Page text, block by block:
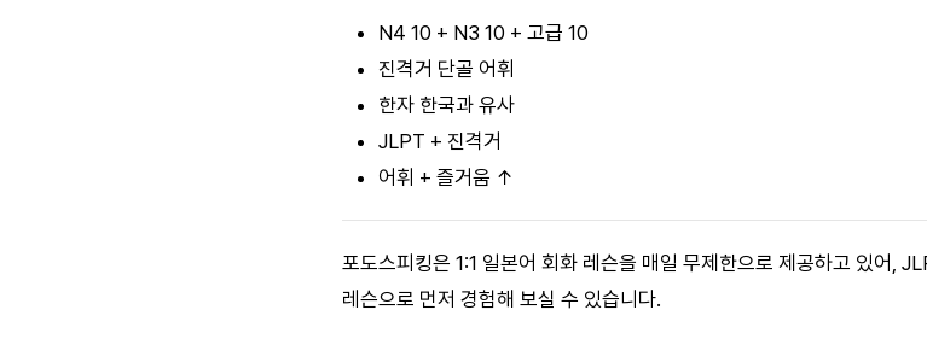
N4 10 + N3 10 + 고급 10
진격거 단골 어휘
한자 한국과 유사
JLPT + 진격거
어휘 + 즐거움 ↑
포도스피킹은 1:1 일본어 회화 레슨을 매일 무제한으로 제공하고 있어,
레슨으로 먼저 경험해 보실 수 있습니다.